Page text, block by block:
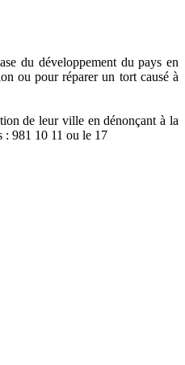
du développement du pays en
ou pour réparer un tort causé à
de leur ville en dénonçant à la
: 981 10 11 ou le 17